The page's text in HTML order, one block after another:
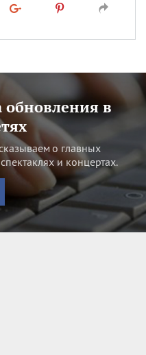
в
о главных
и концертах.